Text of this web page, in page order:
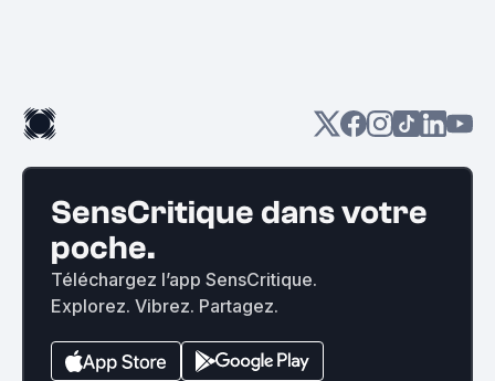
SensCritique dans votre
poche.
Téléchargez l’app SensCritique.
Explorez. Vibrez. Partagez.